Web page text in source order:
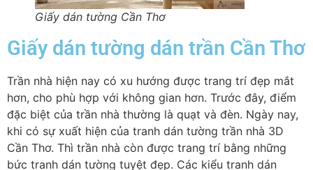
Giấy dán tường Cần Thơ
Giấy dán tường dán trần Cần Thơ
Trần nhà hiện nay có xu hướng được trang trí đẹp mắt
hơn, cho phù hợp với không gian hơn. Trước đây, điểm
đặc biệt của trần nhà thường là quạt và đèn. Ngày nay,
khi có sự xuất hiện của tranh dán tường trần nhà 3D
Cần Thơ. Thì trần nhà còn được trang trí bằng những
bức tranh dán tường tuyệt đẹp. Các kiểu tranh dán